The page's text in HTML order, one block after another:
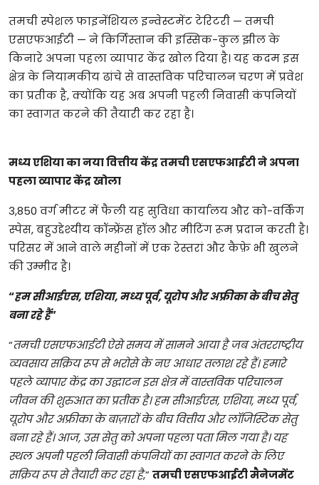
तमची स्पेशल फाइनेंशियल इन्वेस्टमेंट टेरिटरी — तमची
एसएफआईटी — ने किर्गिस्तान की इस्सिक-कुल झील के
किनारे अपना पहला व्यापार केंद्र खोल दिया है। यह कदम इस
क्षेत्र के नियामकीय ढांचे से वास्तविक परिचालन चरण में प्रवेश
का प्रतीक है, क्योंकि यह अब अपनी पहली निवासी कंपनियों
का स्वागत करने की तैयारी कर रहा है।
मध्य एशिया का नया वित्तीय केंद्र तमची एसएफआईटी ने अपना
पहला व्यापार केंद्र खोला
3,850 वर्ग मीटर में फैली यह सुविधा कार्यालय और को-वर्किंग
स्पेस, बहुउद्देश्यीय कॉन्फ्रेंस हॉल और मीटिंग रूम प्रदान करती है।
परिसर में आने वाले महीनों में एक रेस्तरां और कैफ़े भी खुलने
की उम्मीद है।
“हम सीआईएस, एशिया, मध्य पूर्व, यूरोप और अफ्रीका के बीच सेतु
बना रहे हैं”
“तमची एसएफआईटी ऐसे समय में सामने आया है जब अंतरराष्ट्रीय
व्यवसाय सक्रिय रूप से भरोसे के नए आधार तलाश रहे हैं। हमारे
पहले व्यापार केंद्र का उद्घाटन इस क्षेत्र में वास्तविक परिचालन
जीवन की शुरुआत का प्रतीक है। हम सीआईएस, एशिया, मध्य पूर्व,
यूरोप और अफ्रीका के बाज़ारों के बीच वित्तीय और लॉजिस्टिक सेतु
बना रहे हैं। आज, उस सेतु को अपना पहला पता मिल गया है। यह
स्थल अपनी पहली निवासी कंपनियों का स्वागत करने के लिए
सक्रिय रूप से तैयारी कर रहा है,” तमची एसएफआईटी मैनेजमेंट